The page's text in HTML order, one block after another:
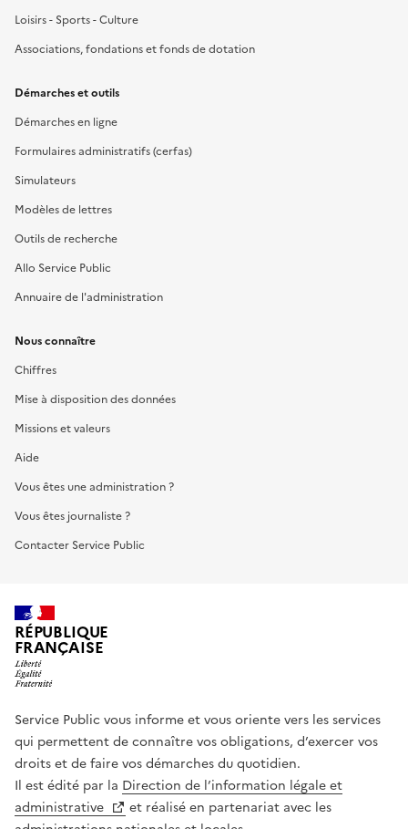
Loisirs - Sports - Culture
Associations, fondations et fonds de dotation
Démarches et outils
Démarches en ligne
Formulaires administratifs (cerfas)
Simulateurs
Modèles de lettres
Outils de recherche
Allo Service Public
Annuaire de l'administration
Nous connaître
Chiffres
Mise à disposition des données
Missions et valeurs
Aide
Vous êtes une administration ?
Vous êtes journaliste ?
Contacter Service Public
RÉPUBLIQUE
FRANÇAISE
Service Public vous informe et vous oriente vers les services
qui permettent de connaître vos obligations, d’exercer vos
droits et de faire vos démarches du quotidien.
Il est édité par la Direction de l’information légale et
administrative
et réalisé en partenariat avec les